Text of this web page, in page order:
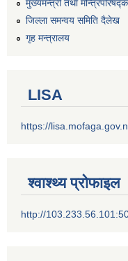
मुख्यमन्त्री तथा
जिल्ला समन्वय समिति दैलेख
गृह मन्त्रालय
LISA
https://
श्वाश्थ्य प्रोफाइल
http://